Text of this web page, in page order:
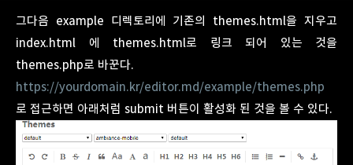
그다음 example 디렉토리에 기존의 themes.html을 지우고
index.html 에 themes.html로 링크 되어 있는 것을
themes.php로 바꾼다.
https://yourdomain.kr/editor.md/example/themes.php
로 접근하면 아래처럼 submit 버튼이 활성화 된 것을 볼 수 있다.